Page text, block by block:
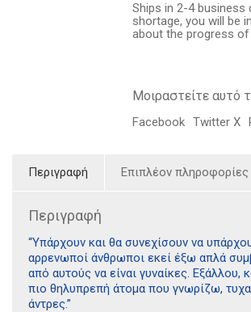
Ships in 2-4 business
shortage, you will be
about the progress of
Μοιραστείτε αυτό
Facebook Twitter X
Περιγραφή Επιπλέον πληροφορίες
Περιγραφή
“Υπάρχουν και θα συνεχίσουν να
αρρενωποί άνθρωποι εκεί έξω απλά
από αυτούς να είναι γυναίκες. Εξάλλου,
πιο θηλυπρεπή άτομα που γνωρίζω,
άντρες.”